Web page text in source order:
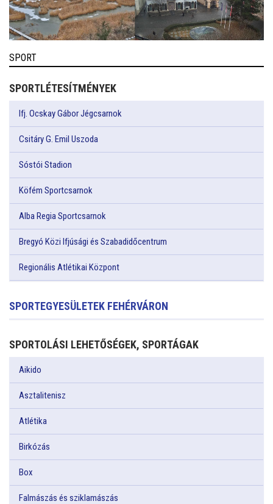
SPORT
SPORTLÉTESÍTMÉNYEK
Ifj. Ocskay Gábor Jégcsarnok
Csitáry G. Emil Uszoda
Sóstói Stadion
Köfém Sportcsarnok
Alba Regia Sportcsarnok
Bregyó Közi Ifjúsági és Szabadidőcentrum
Regionális Atlétikai Központ
SPORTEGYESÜLETEK FEHÉRVÁRON
SPORTOLÁSI LEHETŐSÉGEK, SPORTÁGAK
Aikido
Asztalitenisz
Atlétika
Birkózás
Box
Falmászás és sziklamászás